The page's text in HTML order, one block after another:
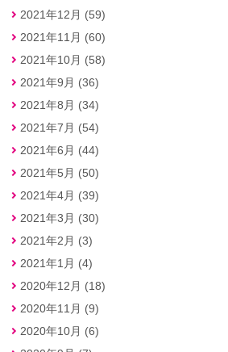
2021年12月 (59)
2021年11月 (60)
2021年10月 (58)
2021年9月 (36)
2021年8月 (34)
2021年7月 (54)
2021年6月 (44)
2021年5月 (50)
2021年4月 (39)
2021年3月 (30)
2021年2月 (3)
2021年1月 (4)
2020年12月 (18)
2020年11月 (9)
2020年10月 (6)